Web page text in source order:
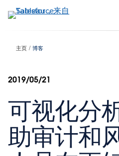
转
容
主页 博客
2019/05/21
可视化分
助审计和